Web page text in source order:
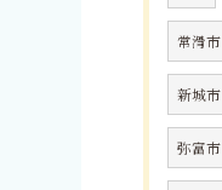
常滑市
新城市
弥富市